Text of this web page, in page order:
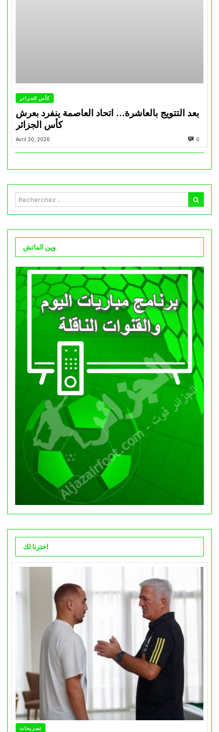
كأس الجزائر
بعد التتويج بالعاشرة… اتحاد العاصمة ينفرد بعرش
كأس الجزائر
Avril 30, 2026 0
وين الماتش
اخترنا لك
تصريحات